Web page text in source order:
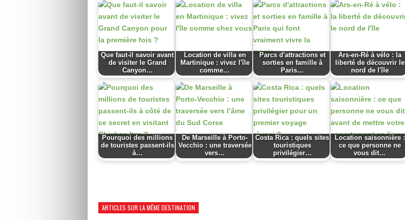
Que faut-il savoir avant
de visiter le Grand
Canyon…
Location de villa en
Martinique : vivez l'île
comme…
Parcs d'attractions et
sorties en famille à
Paris…
Ars-en-Ré à vélo : la
liberté de découvrir le
nord de l'île
Pourquoi des millions
de touristes passent-ils
à…
De Marseille à Porto-
Vecchio : une traversée
vers…
Costa Rica : quels sites
touristiques
privilégier…
Location saisonnière :
ce que personne ne
vous dit…
ARTICLES SUR LA MÊME DESTINATION